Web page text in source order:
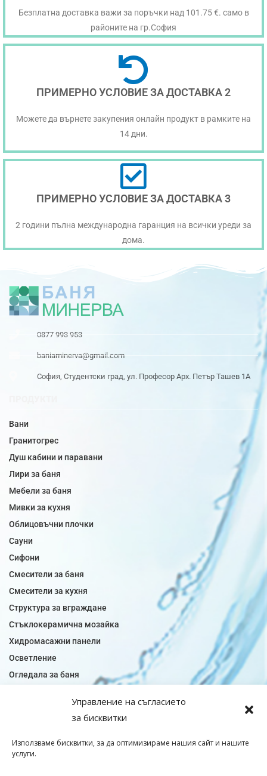
Управление на съгласието
за бисквитки
Използваме бисквитки, за да оптимизираме нашия сайт и нашите
услуги.
Безплатна доставка важи за поръчки над 101.75 €. само в
районите на гр.София
ПРИМЕРНО УСЛОВИЕ ЗА ДОСТАВКА 2
Можете да върнете закупения онлайн продукт в рамките на
14 дни.
ПРИМЕРНО УСЛОВИЕ ЗА ДОСТАВКА 3
2 години пълна международна гаранция на всички уреди за
дома.
0877 993 953
baniaminerva@gmail.com
София, Студентски град, ул. Професор Арх. Петър Ташев 1А
Вани
Гранитогрес
Душ кабини и паравани
Лири за баня
Мебели за баня
Мивки за кухня
Облицовъчни плочки
Сауни
Сифони
Смесители за баня
Смесители за кухня
Структура за вграждане
Стъклокерамична мозайка
Хидромасажни панели
Осветление
Огледала за баня
Плочки за кухня
Подови лентова сифони
Подови плочки